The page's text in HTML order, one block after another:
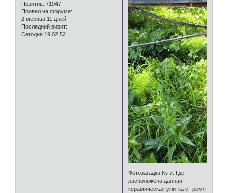
Позитив: +1947
Провел на форуме:
2 месяца 11 дней
Последний визит:
Сегодня 19:02:52
Фотозагадка № 7. Где
расположена данная
керамическая улитка с тремя